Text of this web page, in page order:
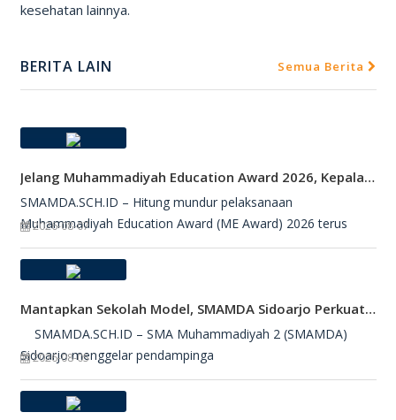
kesehatan lainnya.
BERITA LAIN Semua Berita
Jelang Muhammadiyah Education Award 2026, Kepala SMAMDA Sidoarjo Suntik Semangat Kontingen
SMAMDA.SCH.ID – Hitung mundur pelaksanaan
Muhammadiyah Education Award (ME Award) 2026 terus
2026-08-07
Mantapkan Sekolah Model, SMAMDA Sidoarjo Perkuat Pembelajaran Mendalam Dan KKA
SMAMDA.SCH.ID – SMA Muhammadiyah 2 (SMAMDA)
Sidoarjo menggelar pendampinga
2026-08-05